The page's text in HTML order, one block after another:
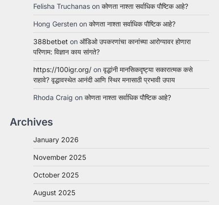
Felisha Truchanas on कोणता नाश्ता सर्वाधिक पौष्टिक आहे?
Hong Gersten on कोणता नाश्ता सर्वाधिक पौष्टिक आहे?
388betbet on ऑडिओ उपकरणांचा कानांच्या आरोग्यावर होणारा
परिणाम: विज्ञान काय सांगते?
https://100igr.org/ on वृद्धांनी मानसिकदृष्ट्या सकारात्मक कसे
राहावे? वृद्धावस्थेत आनंदी आणि स्थिर मनासाठी प्रभावी उपाय
Rhoda Craig on कोणता नाश्ता सर्वाधिक पौष्टिक आहे?
Archives
January 2026
November 2025
October 2025
August 2025